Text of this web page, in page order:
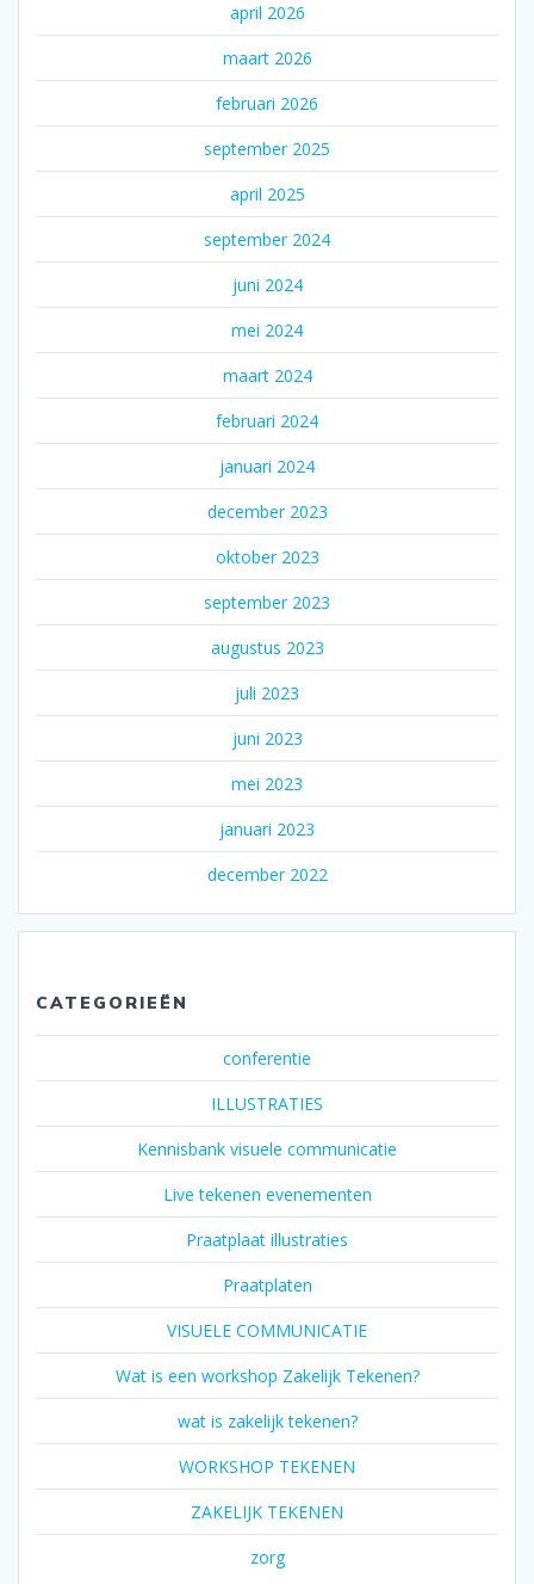
april 2026
maart 2026
februari 2026
september 2025
april 2025
september 2024
juni 2024
mei 2024
maart 2024
februari 2024
januari 2024
december 2023
oktober 2023
september 2023
augustus 2023
juli 2023
juni 2023
mei 2023
januari 2023
december 2022
CATEGORIEËN
conferentie
ILLUSTRATIES
Kennisbank visuele communicatie
Live tekenen evenementen
Praatplaat illustraties
Praatplaten
VISUELE COMMUNICATIE
Wat is een workshop Zakelijk Tekenen?
wat is zakelijk tekenen?
WORKSHOP TEKENEN
ZAKELIJK TEKENEN
zorg